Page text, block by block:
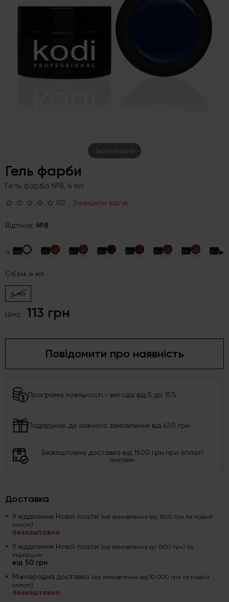
Tap to expand
Гель фарби
Гель фарба №8, 4 мл
(0) Залишити відгук
Відтінок: №8
▶
Об'єм: 4 мл
4 мл
Ціна: 113 грн
Повідомити про наявність
Програма лояльності - вигода від 5 до 15%
Подарунок до кожного замовлення від 450 грн
Безкоштовна доставка від 1500 грн при оплаті
онлайн
Доставка
У відділення Нової пошти (на замовлення від 1500 грн та повній
оплаті)
безкоштовно
У відділення Нової пошти (на замовлення до 1500 грн) та
Укрпошти
від 50 грн
Міжнародна доставка (на замовлення від 10 000 грн та повній
оплаті)
безкоштовно